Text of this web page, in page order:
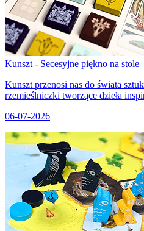
Kunszt - Secesyjne piękno na stole
Kunszt przenosi nas do świata
rzemieślniczki tworzące dzieła
06-07-2026